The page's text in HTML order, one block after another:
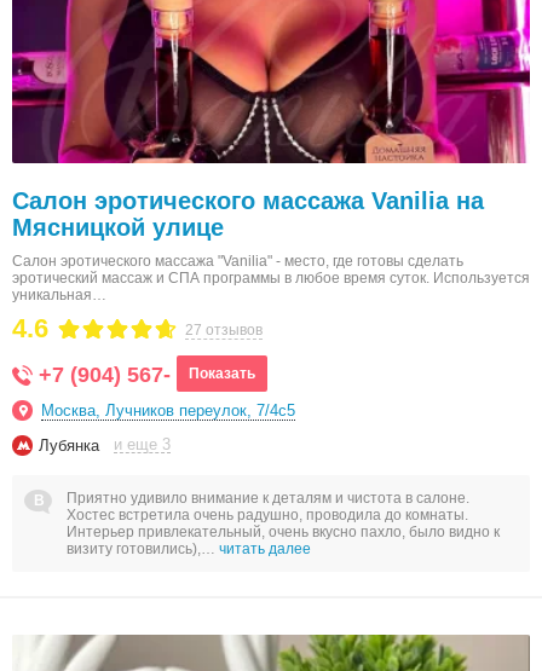
Салон эротического массажа Vanilia на
Мясницкой улице
Салон эротического массажа "Vanilia" - место, где готовы сделать
эротический массаж и СПА программы в любое время суток. Используется
уникальная…
27 отзывов
4.6
+7 (904) 567- Показать
Москва, Лучников переулок, 7/4с5
Лубянка
и еще 3
Приятно удивило внимание к деталям и чистота в салоне.
Хостес встретила очень радушно, проводила до комнаты.
Интерьер привлекательный, очень вкусно пахло, было видно к
визиту готовились),… читать далее